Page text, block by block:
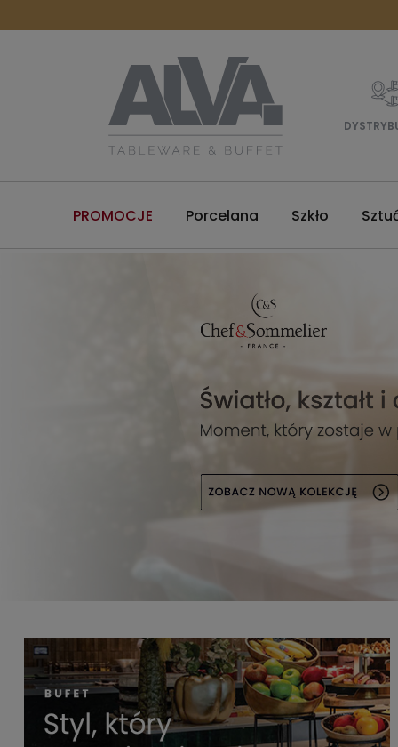
PROMOCJE Porcelana Szkło